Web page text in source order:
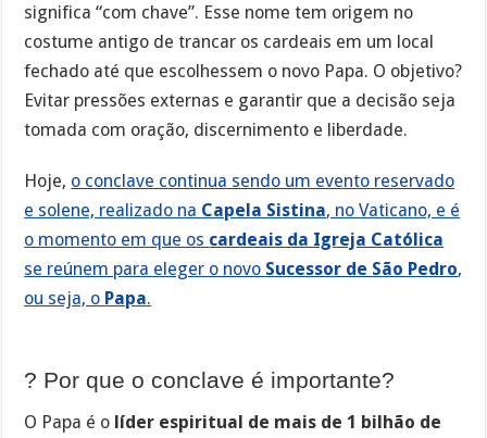
significa “com chave”. Esse nome tem origem no
costume antigo de trancar os cardeais em um local
fechado até que escolhessem o novo Papa. O objetivo?
Evitar pressões externas e garantir que a decisão seja
tomada com oração, discernimento e liberdade.
Hoje, o conclave continua sendo um evento reservado
e solene, realizado na Capela Sistina, no Vaticano, e é
o momento em que os cardeais da Igreja Católica
se reúnem para eleger o novo Sucessor de São Pedro,
ou seja, o Papa.
? Por que o conclave é importante?
O Papa é o líder espiritual de mais de 1 bilhão de